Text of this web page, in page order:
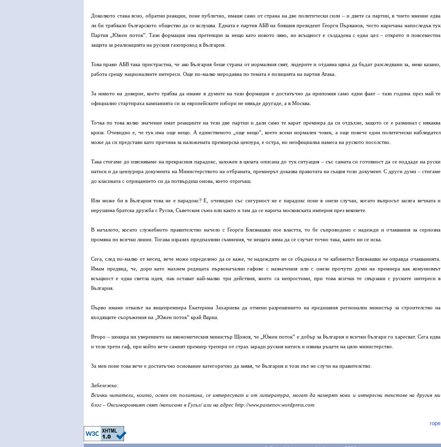
Доколкото стана ясно, обратни реакции, поне публично, имаше само от страна на две политически сили – и двете са партии, в чието мнение едва
ли би трябвало българското общество да се вслушва. Едната е партия АБВ на бившия президент Георги Първанов, често наричана напоследък тук
Партия „Южен поток”. Тази формация има претенции за нещо като новото ляво, но всъщност е създадена с една цел – открито и повсеместна
защита за реализацията на руския газопровод в България.
Това прави АБВ така пристрастна, че ако България беше страна от нормалния свят, лидерите и отдавна щяха да бъдат разследвани за, меко казано,
работа срещу националните интереси. Още по-малко меродавна по темата е позицията на партия Атака.
За нивото на доверие, което трябва да имаме в думите на тази формация е достатъчно да припомня само един факт – тази година през май те
официално стартираха кампанията си за европейските избори не някъде другаде, а в Москва.
Точка по това колко значение имат реакциите на тези две партии и дали само те карат премиера да си отдъхне, защото се е разминал с някаква
криза. Очевидно е, че тук има още нещо. А единственото „още нещо”, което всеки нормален човек, а още повече един политически наблюдател
може да си представи като причина за наложената премиерска цензура, е остра, но неофициална намеса на руското посолство.
Така стигаме до изясняваме на прекрасния парадокс, заложен в цялата описана до тук ситуация – със самата си готовност да се поддаде на руски
натиск и да цензурира документа на Министерството на отбраната, премиерът доказва правотата на същия този документ. С други думи – стигаме
до класиката с отрицанието си да потвърдиш онова, което отричаш.
Или може би в България това не е парадокс? Е, очевидно със сигурност не е парадокс поне в онези случаи, когато въпросът засяга вечната и
нерушима братска дружба с Русия, Съветския съюз или както и там да се нарича московската империя през вековете.
В началото, когато служебното правителство начело с Георги Близнашки пое властта, то бе съпроводено с надежди и очаквания за сериозна
промяна по всички линии. Тогава изразих предпазливи съмнения, че нещата няма да се случат точно така, както ни се иска.
Сега, след по-малко от месец, вече може определено да се каже, че надеждите не се сбъднаха и че кабинетът Близнашки не оправда очакванията.
Имам предвид, че, дори като махнем редицата първоначални гафове с назначения или с онези прочути думи на премиера как комунизмът
всъщност е една светла идея, пак остават най-малко три действия, които са непростими, при това всички те свързани с руските интереси в
България.
Първо имаме отказът на вицепремиера Екатерина Захариева да отмени разрешението на предишния регионален министър за строителство на
входящите съоръжения на „Южен поток” край Варна.
Второ – шокира ни уверението на икономическия министър Щонов, че „Южен поток” е добър за България и всички българи го харесват. Сега идва
и този трети гаф, при който вече самият премиер трепери от страх заради руския натиск и извива ръцете на цяло министерство.
За мен поне това вече е достатъчно основание категорично да заявя, че България и този път не случи на правителство.
Забележка:
Всички читатели, които, освен от политика, се интересуват и от литература, могат да намерят нови и интересни текстове на другия ми
блог – Оксиморонният свят /написано в Гугъл/ или на адрес http://www.passenov.wordpress.com
горе